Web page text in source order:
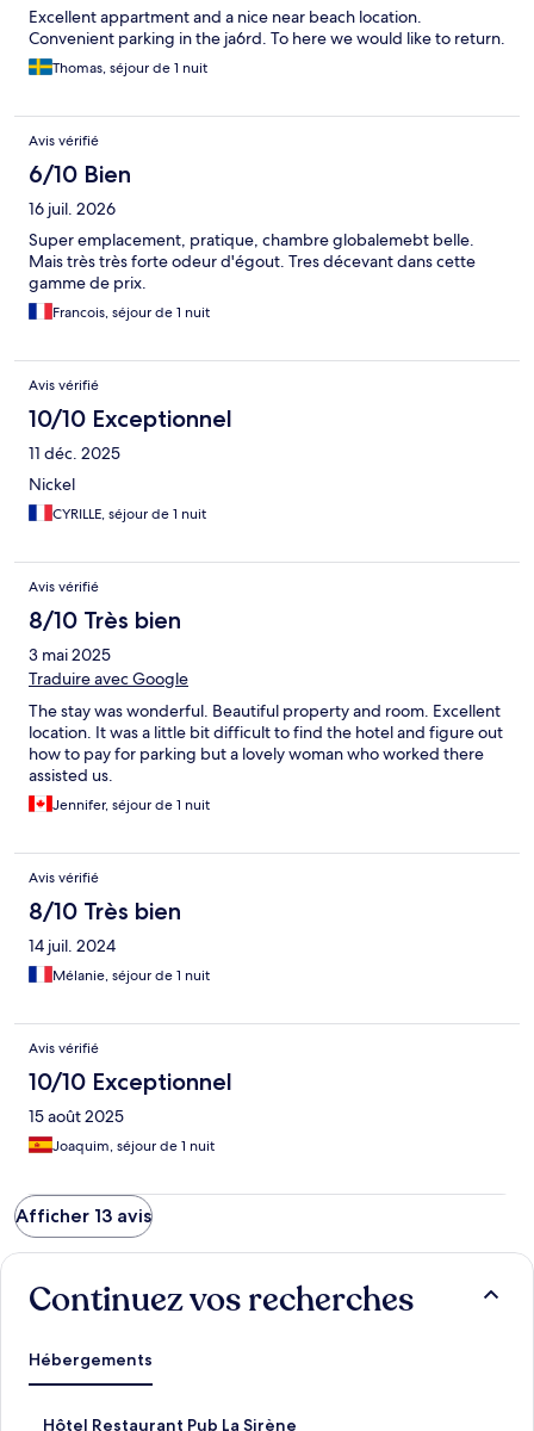
Excellent appartment and a nice near beach location.
Convenient parking in the ja6rd. To here we would like to return.
Thomas, séjour de 1 nuit
Avis vérifié
6/10 Bien
16 juil. 2026
Super emplacement, pratique, chambre globalemebt belle.
Mais très très forte odeur d'égout. Tres décevant dans cette
gamme de prix.
Francois, séjour de 1 nuit
Avis vérifié
10/10 Exceptionnel
11 déc. 2025
Nickel
CYRILLE, séjour de 1 nuit
Avis vérifié
8/10 Très bien
3 mai 2025
Traduire avec Google
The stay was wonderful. Beautiful property and room. Excellent
location. It was a little bit difficult to find the hotel and figure out
how to pay for parking but a lovely woman who worked there
assisted us.
Jennifer, séjour de 1 nuit
Avis vérifié
8/10 Très bien
14 juil. 2024
Mélanie, séjour de 1 nuit
Avis vérifié
10/10 Exceptionnel
15 août 2025
Joaquim, séjour de 1 nuit
Afficher 13 avis
Continuez vos recherches
Hébergements
Hôtel Restaurant Pub La Sirène
L